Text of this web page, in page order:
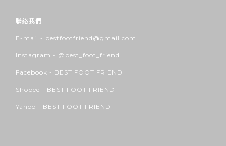
聯絡我們
E-mail - bestfootfriend@gmail.com
Instagram - @best_foot_friend
Facebook - BEST FOOT FRIEND
Shopee - BEST FOOT FRIEND
Yahoo - BEST FOOT FRIEND